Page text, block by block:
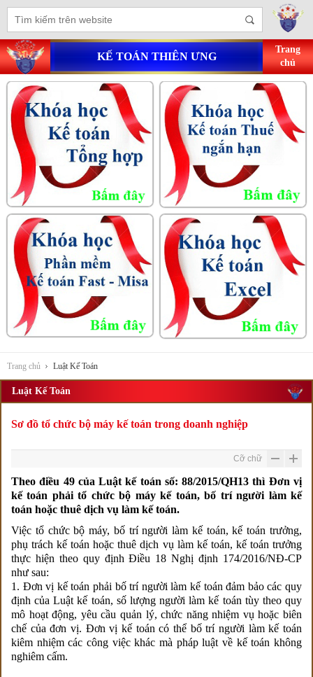
KẾ TOÁN THIÊN ƯNG
Trang
chủ
Trang chủ Luật Kế Toán
Luật Kế Toán
Sơ đồ tổ chức bộ máy kế toán trong doanh nghiệp
Cỡ chữ
Theo điều 49 của Luật kế toán số: 88/2015/QH13 thì Đơn vị
kế toán phải tổ chức bộ máy kế toán, bố trí người làm kế
toán hoặc thuê dịch vụ làm kế toán.
Việc tổ chức bộ máy, bố trí người làm kế toán, kế toán trưởng,
phụ trách kế toán hoặc thuê dịch vụ làm kế toán, kế toán trưởng
thực hiện theo quy định Điều 18 Nghị định 174/2016/NĐ-CP
như sau:
1. Đơn vị kế toán phải bố trí người làm kế toán đảm bảo các quy
định của Luật kế toán, số lượng người làm kế toán tùy theo quy
mô hoạt động, yêu cầu quản lý, chức năng nhiệm vụ hoặc biên
chế của đơn vị. Đơn vị kế toán có thể bố trí người làm kế toán
kiêm nhiệm các công việc khác mà pháp luật về kế toán không
nghiêm cấm.